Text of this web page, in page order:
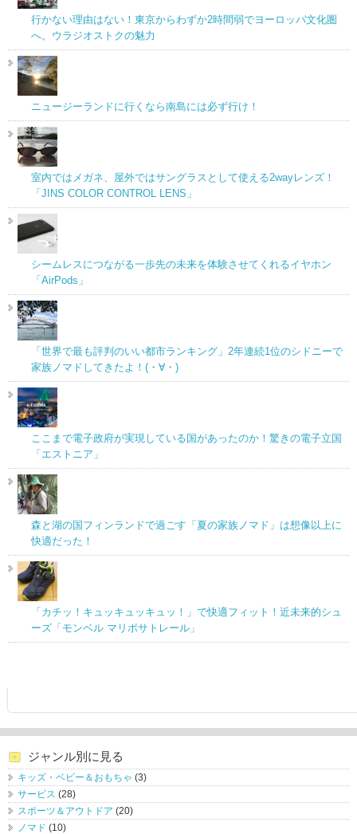
行かない理由はない！東京からわずか2時間弱でヨーロッパ文化圏
へ。ウラジオストクの魅力
ニュージーランドに行くなら南島には必ず行け！
室内ではメガネ、屋外ではサングラスとして使える2wayレンズ！
「JINS COLOR CONTROL LENS」
シームレスにつながる一歩先の未来を体験させてくれるイヤホン
「AirPods」
「世界で最も評判のいい都市ランキング」2年連続1位のシドニーで
家族ノマドしてきたよ！(・∀・)
ここまで電子政府が実現している国があったのか！驚きの電子立国
「エストニア」
森と湖の国フィンランドで過ごす「夏の家族ノマド」は想像以上に
快適だった！
「カチッ！キュッキュッキュッ！」で快適フィット！近未来的シュ
ーズ「モンベル マリポサトレール」
ジャンル別に見る
キッズ・ベビー＆おもちゃ (3)
サービス (28)
スポーツ＆アウトドア (20)
ノマド (10)